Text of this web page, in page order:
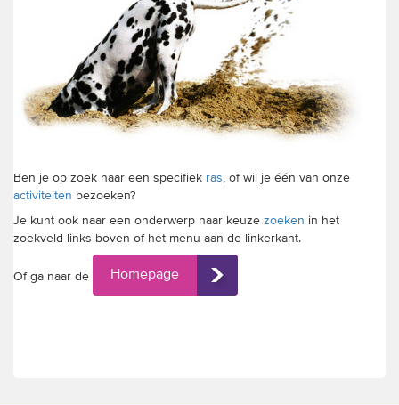
Onze websites
Opleidingen en
trainingen
Zoek een vereniging
Activiteiten agenda
Inlog Mijn RvB account
Ben je op zoek naar een specifiek ras, of wil je één van onze
activiteiten bezoeken?
Je kunt ook naar een onderwerp naar keuze zoeken in het
zoekveld links boven of het menu aan de linkerkant.
Of ga naar de Homepage